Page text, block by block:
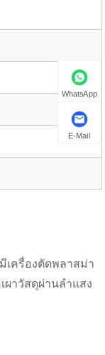
เครื่องตัดพลาสม่า
าวัสดุผ่านลำแสง
WhatsApp
E-Mail